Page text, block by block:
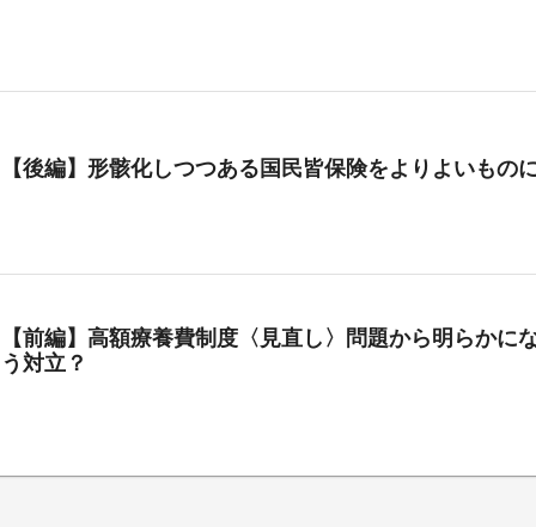
【後編】形骸化しつつある国民皆保険をよりよいもの
【前編】高額療養費制度〈見直し〉問題から明らかに
う対立？